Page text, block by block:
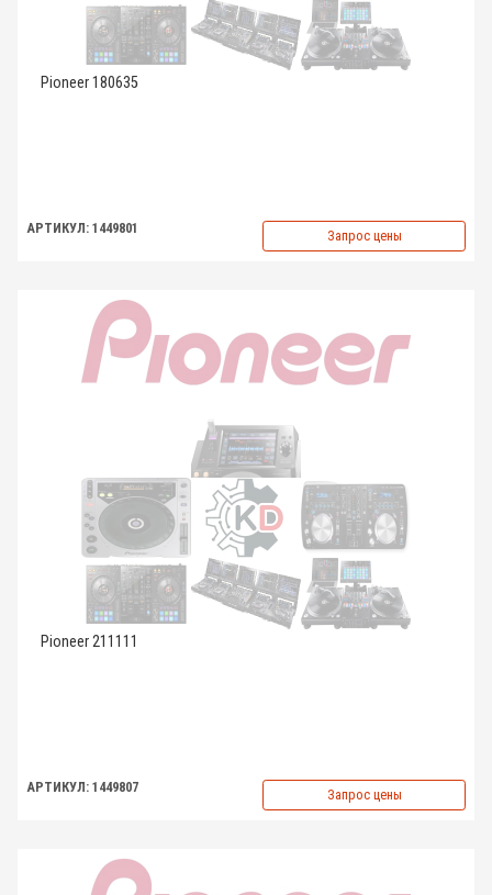
Pioneer 180635
АРТИКУЛ: 1449801 Запрос цены
Pioneer 211111
АРТИКУЛ: 1449807 Запрос цены